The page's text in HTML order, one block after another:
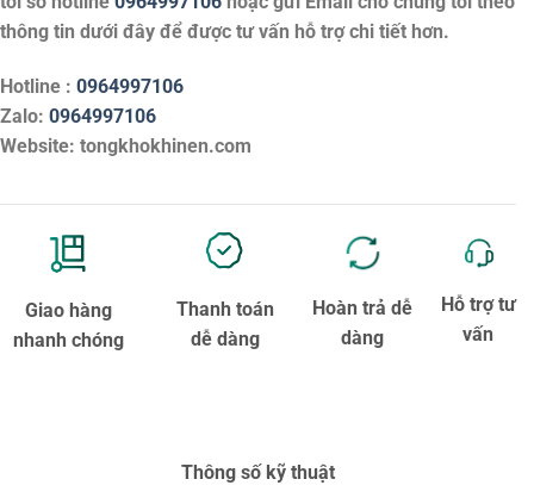
thông tin dưới đây để được tư vấn hỗ trợ chi tiết hơn.
Hotline : 0964997106
Zalo: 0964997106
Website: tongkhokhinen.com
Giao hàng
nhanh chóng
Thanh toán
dễ dàng
Hoàn trả dễ
dàng
Hỗ trợ tư
vấn
Thông số kỹ thuật